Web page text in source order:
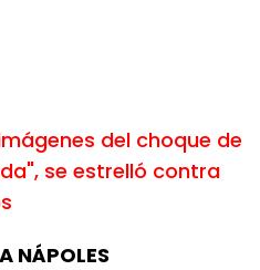
del choque de
se estrelló contra
NÁPOLES